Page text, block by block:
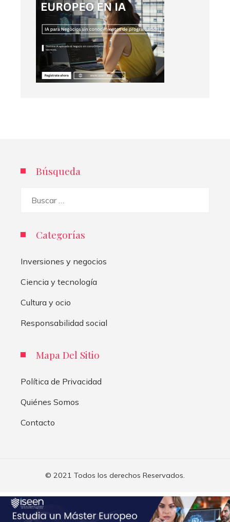
Búsqueda
Categorías
Inversiones y negocios
Ciencia y tecnología
Cultura y ocio
Responsabilidad social
Mapa Del Sitio
Política de Privacidad
Quiénes Somos
Contacto
© 2021 Todos los derechos Reservados.